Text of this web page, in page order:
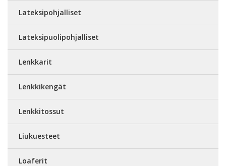
Lateksipohjalliset
Lateksipuolipohjalliset
Lenkkarit
Lenkkikengät
Lenkkitossut
Liukuesteet
Loaferit